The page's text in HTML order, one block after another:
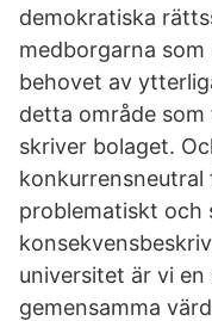
demokratiska
medborgarna
behovet av
detta område
skriver bolaget.
konkurrensneutral
problematiskt och
universitet är vi
gemensamma